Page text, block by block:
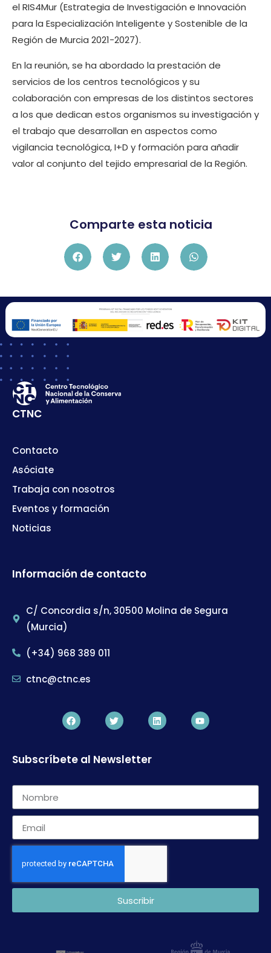
el RIS4Mur (Estrategia de Investigación e Innovación
para la Especialización Inteligente y Sostenible de la
Región de Murcia 2021-2027).
En la reunión, se ha abordado la prestación de
servicios de los centros tecnológicos y su
colaboración con empresas de los distintos sectores
a los que dedican estos organismos su investigación y
el trabajo que desarrollan en aspectos como
vigilancia tecnológica, I+D y formación para añadir
valor al conjunto del tejido empresarial de la Región.
Comparte esta noticia
CTNC
Contacto
Asóciate
Trabaja con nosotros
Eventos y formación
Noticias
Información de contacto
C/ Concordia s/n, 30500 Molina de Segura
(Murcia)
(+34) 968 389 011
ctnc@ctnc.es
Subscríbete al Newsletter
Suscribir